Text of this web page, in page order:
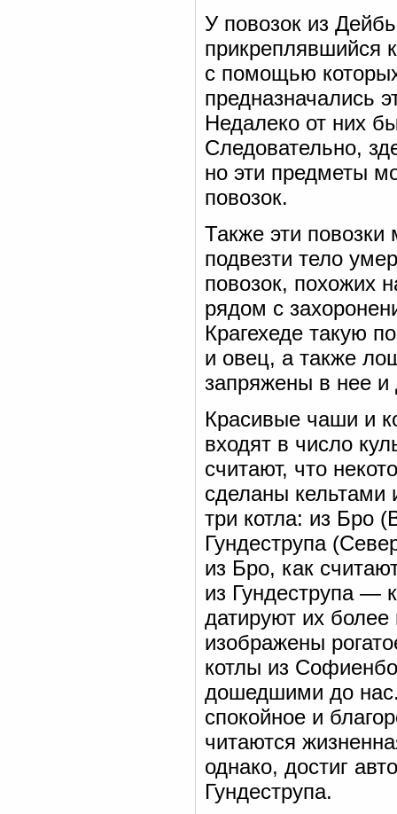
У повозок из
прикреплявшийся
с помощью
предназначались
Недалеко от них
Следовательно,
но эти предметы
повозок.
Также эти повозки
подвезти тело
повозок, похожих
рядом с
Крагехеде такую
и овец, а также
запряжены в нее и
Красивые чаши и
входят в число
считают, что
сделаны
три котла: из Бро
Гундеструпа
из Бро, как
из Гундеструпа —
датируют их
изображены
котлы из
дошедшими до
спокойное и
читаются
однако, достиг
Гундеструпа.